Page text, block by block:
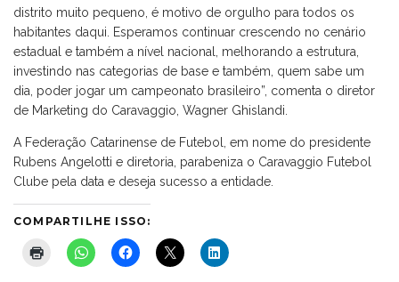
distrito muito pequeno, é motivo de orgulho para todos os
habitantes daqui. Esperamos continuar crescendo no cenário
estadual e também a nível nacional, melhorando a estrutura,
investindo nas categorias de base e também, quem sabe um
dia, poder jogar um campeonato brasileiro”, comenta o diretor
de Marketing do Caravaggio, Wagner Ghislandi.
A Federação Catarinense de Futebol, em nome do presidente
Rubens Angelotti e diretoria, parabeniza o Caravaggio Futebol
Clube pela data e deseja sucesso a entidade.
COMPARTILHE ISSO: